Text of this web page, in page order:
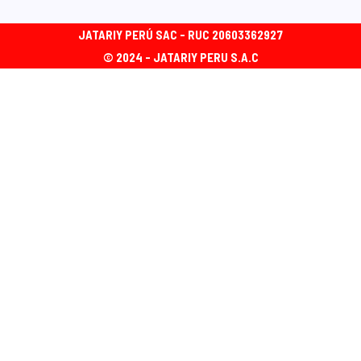
JATARIY PERÚ SAC - RUC 20603362927
© 2024 - JATARIY PERU S.A.C